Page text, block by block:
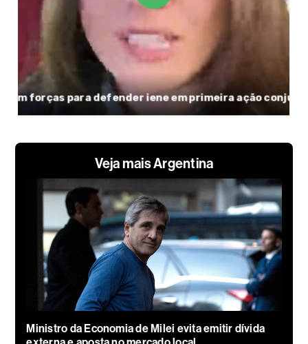
Veja mais Argentina
Ministro da Economia de Milei evita emitir dívida